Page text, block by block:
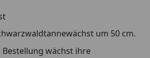
um 50 cm.
Bestellung wächst ihre